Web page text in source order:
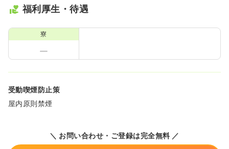
福利厚生・待遇
寮
受動喫煙防止策
屋内原則禁煙
＼ お問い合わせ・ご登録は完全無料 ／